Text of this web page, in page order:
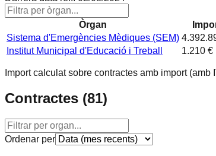
Òrgan
Sistema d'Emergències Mèdiques (SEM)
Institut Municipal d'Educació i Treball
1.210 €
Import calculat sobre contractes amb import (amb
Contractes (81)
Ordenar per